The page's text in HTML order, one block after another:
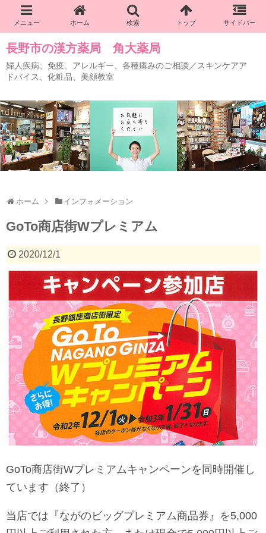
長野市の漢方薬局 角大薬局
婦人疾病、免疫、アレルギー、各種痛みのご相談／スキンケアア
ドバイス、化粧品、美顔教室
ホーム インフォメーション
GoTo商店街Wプレミアム
2020/12/1
GoTo商店街Wプレミアムキャンペーンを同時開催し
ています（終了）
当店では『ながのビッグプレミアム商品券』を5,000